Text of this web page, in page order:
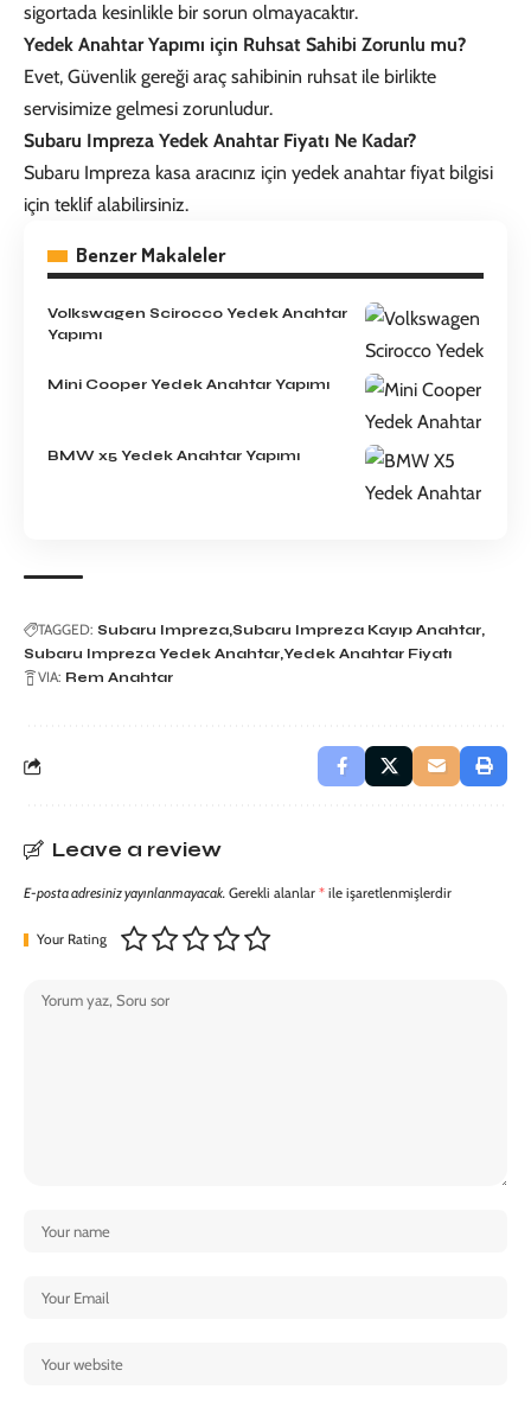
sigortada kesinlikle bir sorun olmayacaktır.
Yedek Anahtar Yapımı için Ruhsat Sahibi Zorunlu mu?
Evet, Güvenlik gereği araç sahibinin ruhsat ile birlikte
servisimize gelmesi zorunludur.
Subaru Impreza Yedek Anahtar Fiyatı Ne Kadar?
Subaru Impreza kasa aracınız için yedek anahtar fiyat bilgisi
için teklif alabilirsiniz.
Benzer Makaleler
Volkswagen Scirocco Yedek Anahtar
Yapımı
Mini Cooper Yedek Anahtar Yapımı
BMW x5 Yedek Anahtar Yapımı
TAGGED: Subaru Impreza Subaru Impreza Kayıp Anahtar
Subaru Impreza Yedek Anahtar Yedek Anahtar Fiyatı
VIA: Rem Anahtar
Leave a review
E-posta adresiniz yayınlanmayacak. Gerekli alanlar * ile işaretlenmişlerdir
Your Rating